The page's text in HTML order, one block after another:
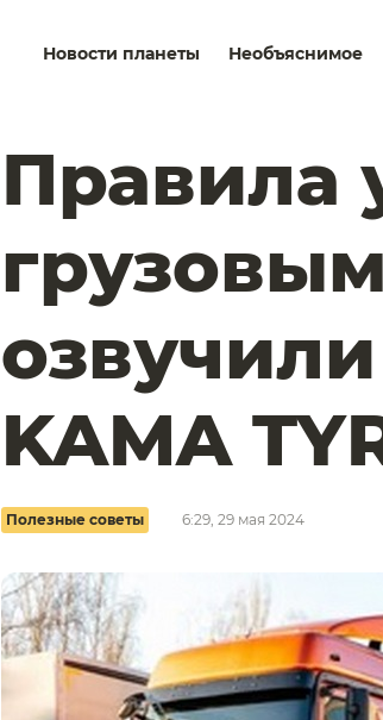
Новости планеты Необъяснимое
Правила
KAMA
Полезные советы 6:29, 29 мая 2024